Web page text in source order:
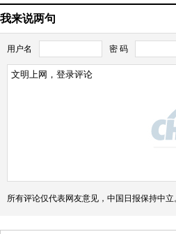
我来说两句
用户名 密 码
所有评论仅代表网友意见，中国日报保持中立